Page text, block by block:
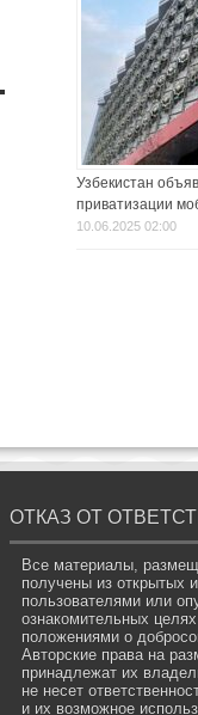
Узбекистан
приватизации
10.06.2025 02:00
ОТКАЗ ОТ
Все материалы,
получены из открытых
пользователями или
ознакомительных
положениями о
Авторские права на
принадлежат их
не несет
и их возможное